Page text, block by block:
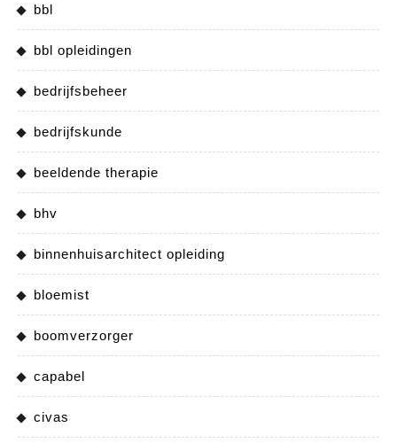
bbl
bbl opleidingen
bedrijfsbeheer
bedrijfskunde
beeldende therapie
bhv
binnenhuisarchitect opleiding
bloemist
boomverzorger
capabel
civas